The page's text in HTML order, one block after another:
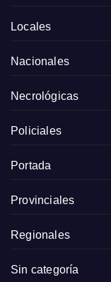
Locales
Nacionales
Necrológicas
Policiales
Portada
Provinciales
Regionales
Sin categoría